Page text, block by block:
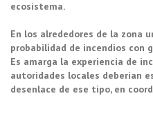
ecosistema.
En los alrededores de la zona
probabilidad de incendios con
Es amarga la experiencia de
autoridades locales deberían
desenlace de ese tipo, en